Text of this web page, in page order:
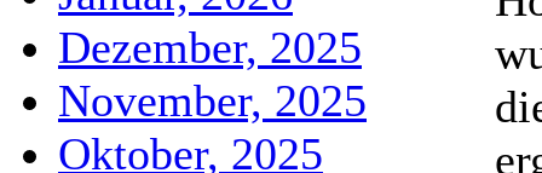
Dezember, 2025
November, 2025
Oktober, 2025